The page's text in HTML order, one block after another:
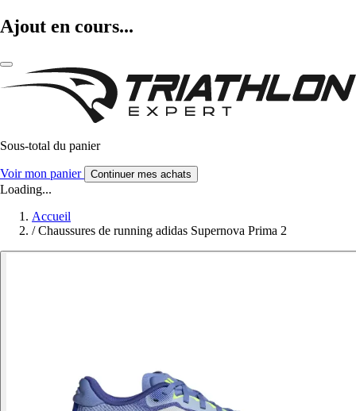
Ajout en cours...
Sous-total du panier
Voir mon panier Continuer mes achats
Loading...
Accueil
/ Chaussures de running adidas Supernova Prima 2